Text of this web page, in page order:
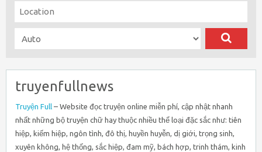
truyenfullnews
Truyện Full – Website đọc truyện online miễn phí, cập nhật nhanh
nhất những bộ truyện chữ hay thuộc nhiều thể loại đặc sắc như: tiên
hiệp, kiếm hiệp, ngôn tình, đô thị, huyền huyễn, dị giới, trọng sinh,
xuyên không, hệ thống, sắc hiệp, đam mỹ, bách hợp, trinh thám, kinh